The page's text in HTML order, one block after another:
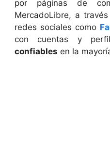
por páginas de
MercadoLibre, a
redes sociales como
con cuentas y
confiables en la